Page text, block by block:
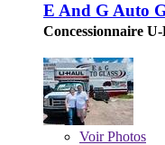
E And G Auto
Concessionnaire
VoirPhotos